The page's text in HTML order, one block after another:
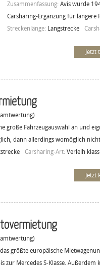
Zusammenfassung: Avis wurde
Carsharing-Ergänzung für
Streckenlänge: Langstrecke
Jetzt
große Fahrzeugauswahl an und
dann allerdings womöglich
Carsharing-Art: Verleih
Jetzt
größte europäische
zur Mercedes S-Klasse. Außerdem